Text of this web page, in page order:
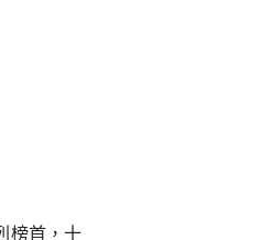
科大EMBA課程主任區敏儀與傳媒分
榜首，十